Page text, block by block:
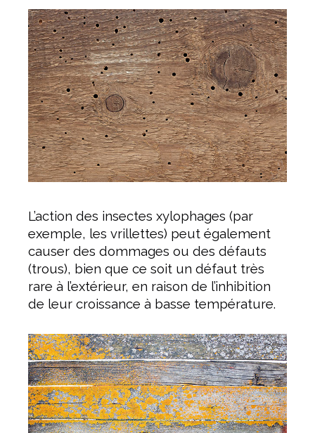
L’action des insectes xylophages (par
exemple, les vrillettes) peut également
causer des dommages ou des défauts
(trous), bien que ce soit un défaut très
rare à l’extérieur, en raison de l’inhibition
de leur croissance à basse température.